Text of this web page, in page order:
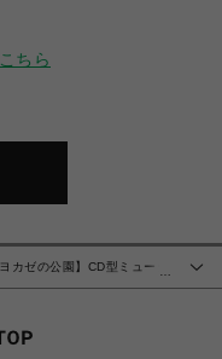
こちら
…
ヨカゼの公園】CD型ミュージ